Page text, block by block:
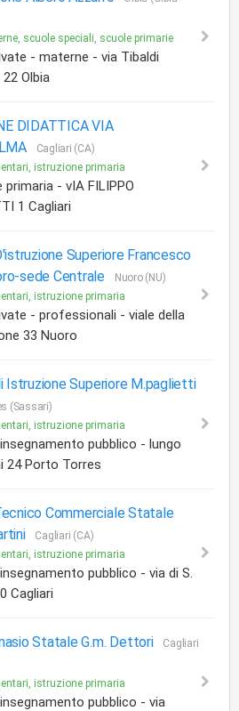
scuole speciali, scuole primarie
- materne - via Tibaldi
Olbia
DIDATTICA VIA
Cagliari (CA)
istruzione primaria
- vIA FILIPPO
1 Cagliari
Superiore Francesco
sede Centrale
Nuoro (NU)
istruzione primaria
- professionali - viale della
33 Nuoro
Superiore M.paglietti
(Sassari)
istruzione primaria
pubblico - lungo
24 Porto Torres
Commerciale Statale
Cagliari (CA)
istruzione primaria
pubblico - via di S.
Cagliari
Statale G.m. Dettori
Cagliari
istruzione primaria
pubblico - via